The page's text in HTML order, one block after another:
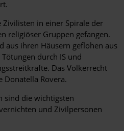
in einer Spirale der
religiöser Gruppen gefangen.
aus ihren Häusern geflohen aus
durch IS und
Das Völkerrecht
Donatella Rovera.
sind die wichtigsten
und Zivilpersonen